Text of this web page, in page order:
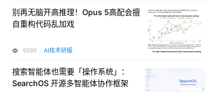
别再无脑开高推理！Opus 5高配会擅
自重构代码乱加戏
9589 AI技术研报
搜索智能体也需要「操作系统」：
SearchOS 开源多智能体协作框架